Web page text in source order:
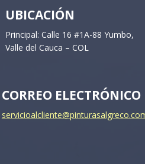
UBICACIÓN
Principal: Calle 16 #1A-88 Yumbo,
Valle del Cauca – COL
CORREO ELECTRÓNICO